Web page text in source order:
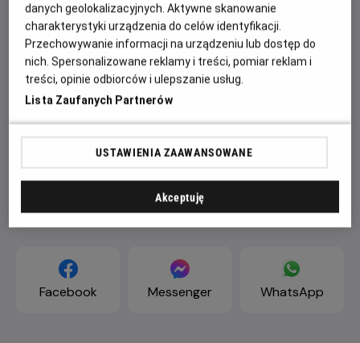
ZAPROŚ ZNAJOMYCH
Facebook Messenger WhatsApp
danych geolokalizacyjnych. Aktywne skanowanie
charakterystyki urządzenia do celów identyfikacji.
Przechowywanie informacji na urządzeniu lub dostęp do
nich. Spersonalizowane reklamy i treści, pomiar reklam i
treści, opinie odbiorców i ulepszanie usług.
Lista Zaufanych Partnerów
USTAWIENIA ZAAWANSOWANE
Akceptuję